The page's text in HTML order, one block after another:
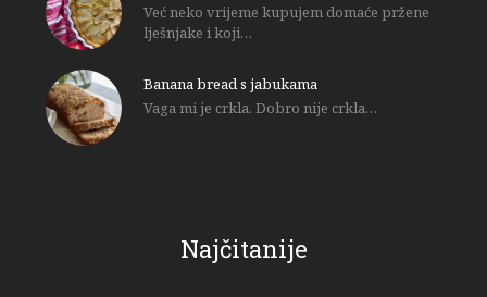
Već neko vrijeme kupujem domaće pržene
lješnjake i koji…
Banana bread s jabukama
Vaga mi je crkla. Dobro nije crkla…
Najčitanije